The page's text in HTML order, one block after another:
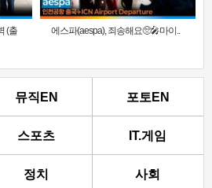
(출
에스파(aespa), 죄송해요🥺🎤마이..
뮤직EN 포토EN
스포츠 IT.게임
정치 사회